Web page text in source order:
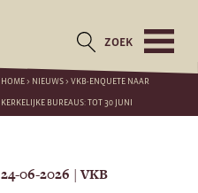
ZOEK
HOME> NIEUWS>VKB-ENQUETE NAAR
KERKELIJKE BUREAUS: TOT 30 JUNI
24-06-2026 | VKB